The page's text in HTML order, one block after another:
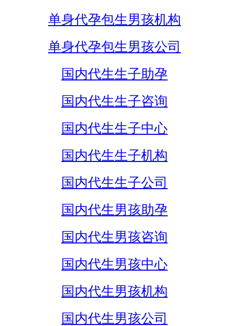
单身代孕包生男孩机构
单身代孕包生男孩公司
国内代生生子助孕
国内代生生子咨询
国内代生生子中心
国内代生生子机构
国内代生生子公司
国内代生男孩助孕
国内代生男孩咨询
国内代生男孩中心
国内代生男孩机构
国内代生男孩公司